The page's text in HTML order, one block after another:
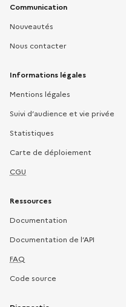
Liens pratiques
Communication
Nouveautés
Nous contacter
Informations légales
Mentions légales
Suivi d’audience et vie privée
Statistiques
Carte de déploiement
CGU
Ressources
Documentation
Documentation de l’API
FAQ
Code source